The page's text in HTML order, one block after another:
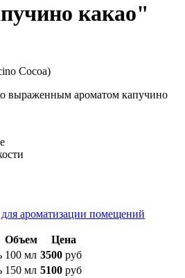
какао"
Cocoa)
выраженным ароматом капучино
ароматизации помещений
Объем
Цена
100 мл 3500 руб
150 мл 5100 руб